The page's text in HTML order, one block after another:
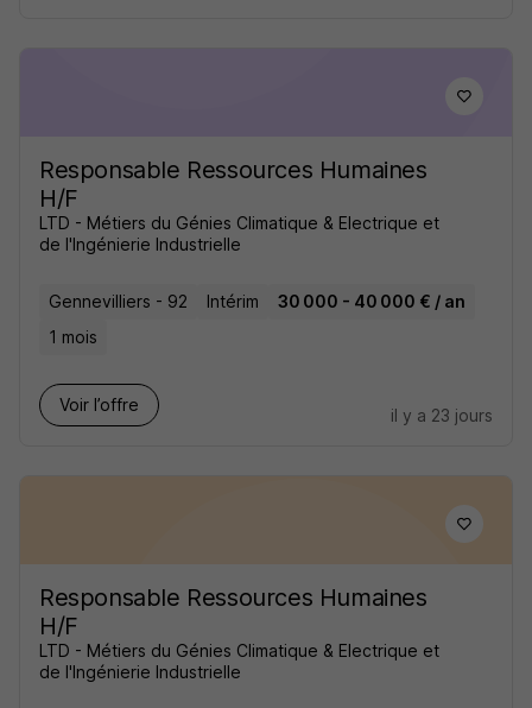
Responsable Ressources Humaines
H/F
LTD - Métiers du Génies Climatique & Electrique et
de l'Ingénierie Industrielle
Gennevilliers - 92 Intérim
30 000 - 40 000 € / an
1 mois
Voir l’offre
il y a 23 jours
Responsable Ressources Humaines
H/F
LTD - Métiers du Génies Climatique & Electrique et
de l'Ingénierie Industrielle